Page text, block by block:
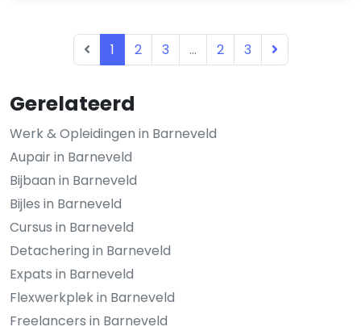
Gerelateerd
Werk & Opleidingen in Barneveld
Aupair in Barneveld
Bijbaan in Barneveld
Bijles in Barneveld
Cursus in Barneveld
Detachering in Barneveld
Expats in Barneveld
Flexwerkplek in Barneveld
Freelancers in Barneveld
1 2 3 ... 2 3